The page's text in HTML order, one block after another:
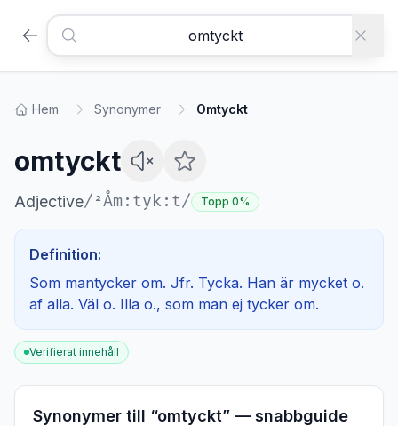
Hem Synonymer Omtyckt
omtyckt
Adjective/²Åm:tyk:t/ Topp 0%
Definition:
Som mantycker om. Jfr. Tycka. Han är mycket o.
af alla. Väl o. Illa o., som man ej tycker om.
Verifierat innehåll
Synonymer till “omtyckt” — snabbguide